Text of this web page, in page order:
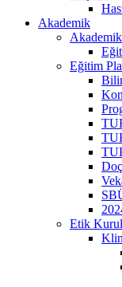
Akademik
Eğitim
Etik Kurul